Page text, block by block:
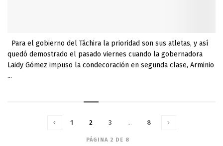
Para el gobierno del Táchira la prioridad son sus atletas, y así
quedó demostrado el pasado viernes cuando la gobernadora
Laidy Gómez impuso la condecoración en segunda clase, Arminio
...
PÁGINA 2 DE 8
1 2 3 … 8